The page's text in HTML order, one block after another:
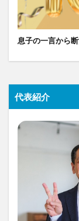
息子の一言から
代表紹介